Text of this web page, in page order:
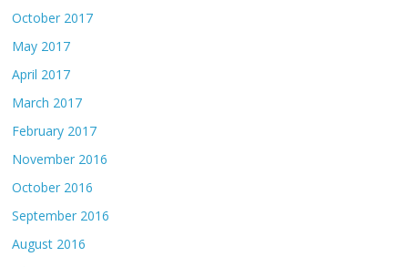
October 2017
May 2017
April 2017
March 2017
February 2017
November 2016
October 2016
September 2016
August 2016